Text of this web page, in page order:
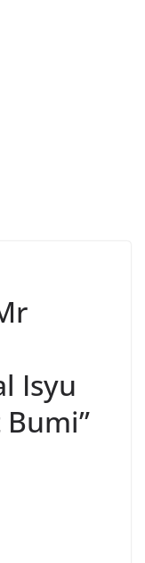
Isyu